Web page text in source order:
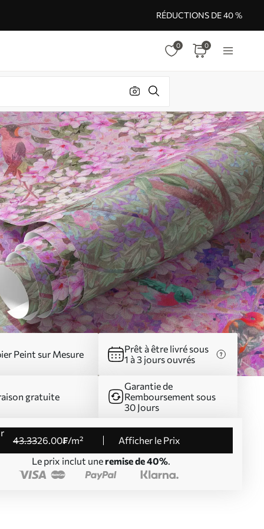
RÉDUCTIONS DE 40 %
0 0
Peint sur Mesure
Prêt à être livré sous
1 à 3 jours ouvrés
gratuite
Garantie de
Remboursement sous
30 Jours
43.3326.00₣/m²
Afficher le Prix
Le prix inclut une remise de 40%.